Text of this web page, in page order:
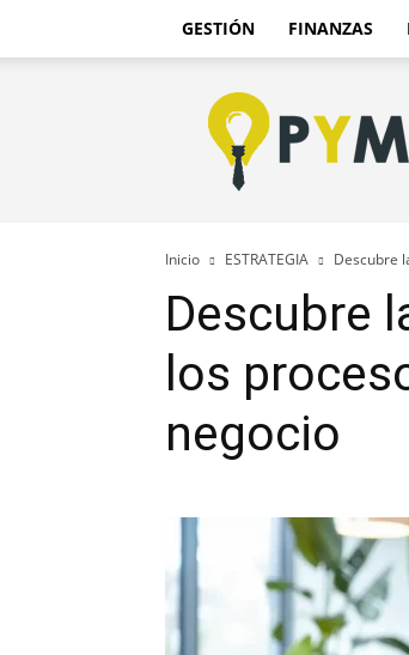
GESTIÓN FINANZAS
Pyme.es
–
Portal
PYME
de
Inicio ESTRATEGIA Descubre
Descubre
los
negocio